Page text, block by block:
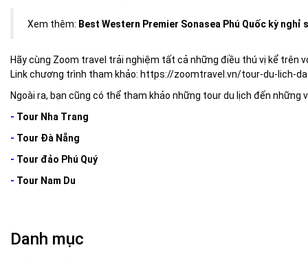
Danh mục
Xem thêm: Best Western Premier Sonasea Phú Quốc kỳ nghỉ
Hãy cùng Zoom travel trải nghiệm tất cả những điều thú vị kể trên
Link chương trình tham khảo: https://zoomtravel.vn/tour-du-lich-
Ngoài ra, bạn cũng có thể tham khảo những tour du lịch đến
- Tour Nha Trang
- Tour Đà Nẵng
- Tour đảo Phú Quý
- Tour Nam Du